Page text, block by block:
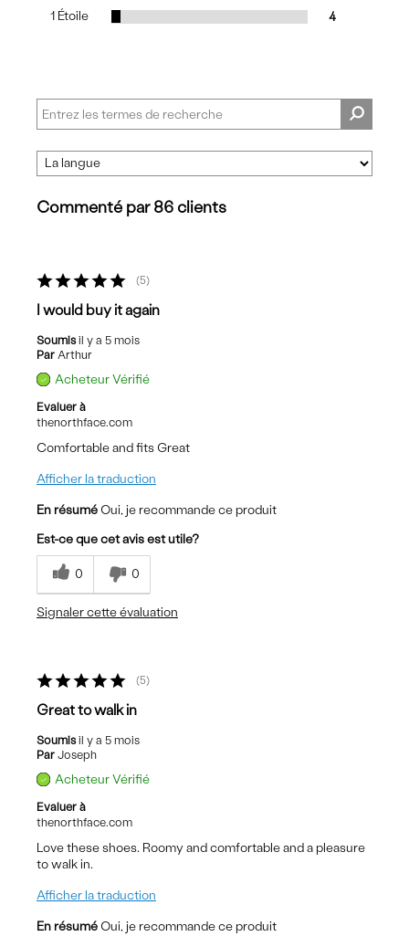
1 Étoile 4
Commenté par 86 clients
5
I would buy it again
Soumisil y a 5 mois
Par Arthur
Acheteur Vérifié
Evaluer à
thenorthface.com
Comfortable and fits Great
Afficher la traduction
En résumé Oui, je recommande ce produit
Est-ce que cet avis est utile?
0 0
Signaler cette évaluation
5
Great to walk in
Soumisil y a 5 mois
Par Joseph
Acheteur Vérifié
Evaluer à
thenorthface.com
Love these shoes. Roomy and comfortable and a pleasure
to walk in.
Afficher la traduction
En résumé Oui, je recommande ce produit